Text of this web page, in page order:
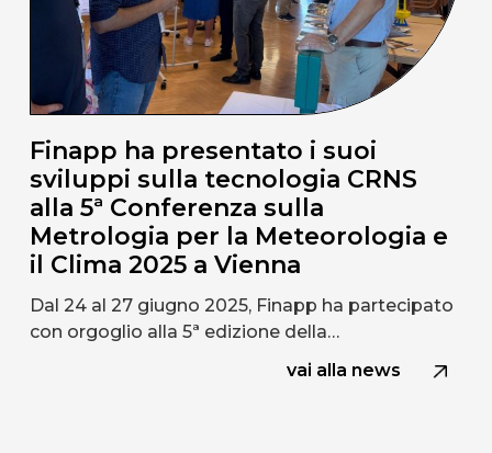
Finapp ha presentato i suoi
sviluppi sulla tecnologia CRNS
alla 5ª Conferenza sulla
Metrologia per la Meteorologia e
il Clima 2025 a Vienna
Dal 24 al 27 giugno 2025, Finapp ha partecipato
con orgoglio alla 5ª edizione della…
vai alla news